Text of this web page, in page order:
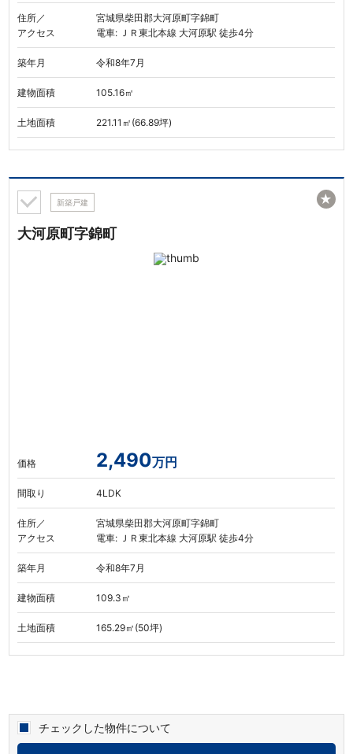
住所／
アクセス
宮城県柴田郡大河原町字錦町
電車: ＪＲ東北本線 大河原駅 徒歩4分
築年月 令和8年7月
建物面積 105.16㎡
土地面積 221.11㎡(66.89坪)
新築戸建
大河原町字錦町
価格 2,490万円
間取り 4LDK
住所／
アクセス
宮城県柴田郡大河原町字錦町
電車: ＪＲ東北本線 大河原駅 徒歩4分
築年月 令和8年7月
建物面積 109.3㎡
土地面積 165.29㎡(50坪)
★
チェックした物件について